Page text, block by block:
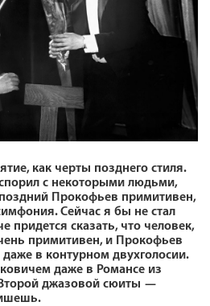
как черты позднего стиля.
с некоторыми людьми,
Прокофьев примитивен,
Сейчас я бы не стал
придется сказать, что человек,
примитивен, и Прокофьев
в контурном двухголосии.
даже в Романсе из
джазовой сюиты —